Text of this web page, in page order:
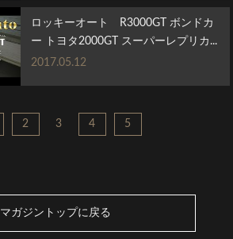
ロッキーオート R3000GT ボンドカ
ー トヨタ2000GT スーパーレプリカ...
2017.05.12
2 3 4 5
マガジントップに戻る